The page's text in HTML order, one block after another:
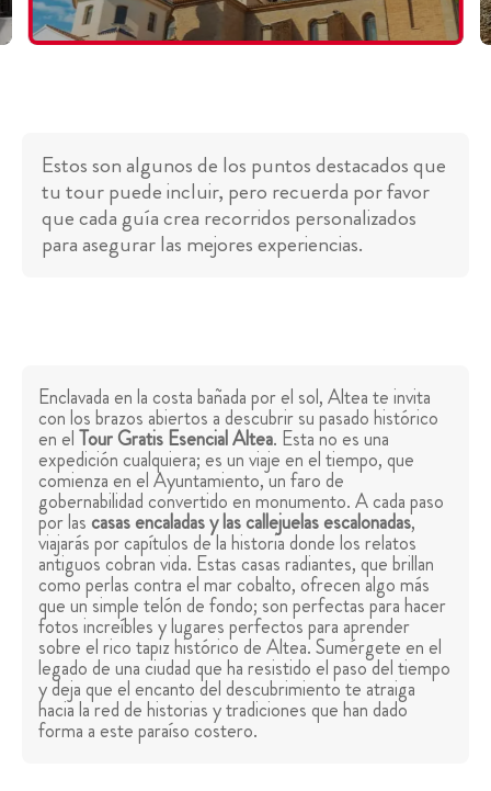
Estos son algunos de los puntos destacados que
tu tour puede incluir, pero recuerda por favor
que cada guía crea recorridos personalizados
para asegurar las mejores experiencias.
Enclavada en la costa bañada por el sol, Altea te invita
con los brazos abiertos a descubrir su pasado histórico
en elTour Gratis Esencial Altea. Esta no es una
expedición cualquiera; es un viaje en el tiempo, que
comienza en el Ayuntamiento, un faro de
gobernabilidad convertido en monumento. A cada paso
por lascasas encaladas y las callejuelas escalonadas,
viajarás por capítulos de la historia donde los relatos
antiguos cobran vida. Estas casas radiantes, que brillan
como perlas contra el mar cobalto, ofrecen algo más
que un simple telón de fondo; son perfectas para hacer
fotos increíbles y lugares perfectos para aprender
sobre el rico tapiz histórico de Altea. Sumérgete en el
legado de una ciudad que ha resistido el paso del tiempo
y deja que el encanto del descubrimiento te atraiga
hacia la red de historias y tradiciones que han dado
forma a este paraíso costero.